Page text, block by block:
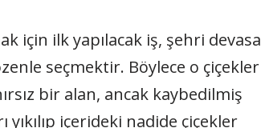
için ilk yapılacak iş, şehri devasa
seçmektir. Böylece o çiçekler
bir alan, ancak kaybedilmiş
içerideki nadide çiçekler